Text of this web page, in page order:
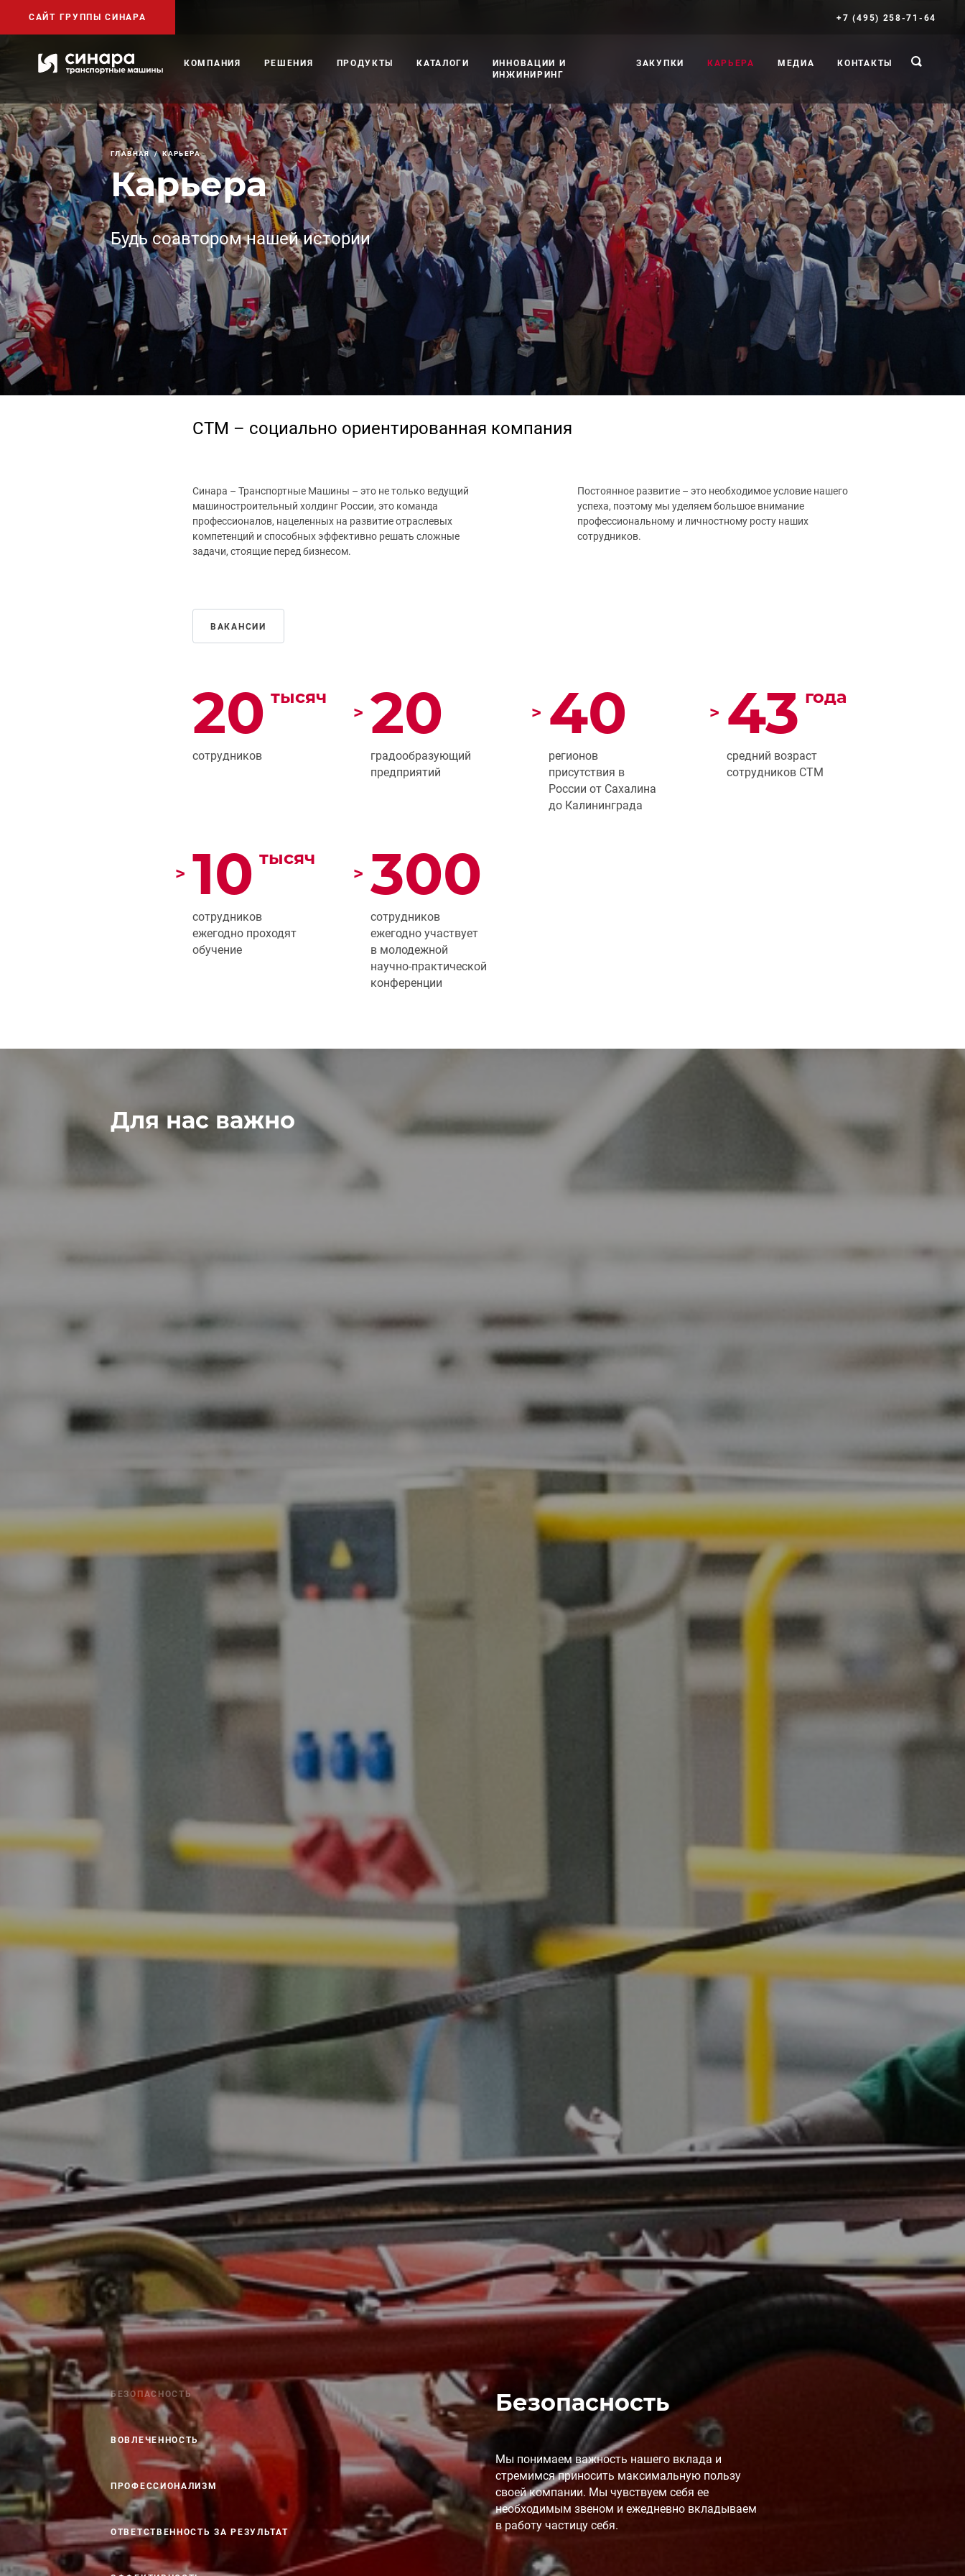
САЙТ ГРУППЫ СИНАРА +7 (495) 258-71-64
КОМПАНИЯ РЕШЕНИЯ ПРОДУКТЫ КАТАЛОГИ
ИННОВАЦИИ И
ИНЖИНИРИНГ
ЗАКУПКИ КАРЬЕРА МЕДИА КОНТАКТЫ
ГЛАВНАЯ КАРЬЕРА
Карьера
Будь соавтором нашей истории
СТМ – социально ориентированная компания
Синара – Транспортные Машины – это не только ведущий
машиностроительный холдинг России, это команда
профессионалов, нацеленных на развитие отраслевых
компетенций и способных эффективно решать сложные
задачи, стоящие перед бизнесом.
ВАКАНСИИ
Постоянное развитие – это необходимое условие нашего
успеха, поэтому мы уделяем большое внимание
профессиональному и личностному росту наших
сотрудников.
20 тысяч
сотрудников
> 20
градообразующий
предприятий
> 40
регионов
присутствия в
России от Сахалина
до Калининграда
> 43 года
средний возраст
сотрудников СТМ
> 10 тысяч
сотрудников
ежегодно проходят
обучение
> 300
сотрудников
ежегодно участвует
в молодежной
научно-практической
конференции
Для нас важно
БЕЗОПАСНОСТЬ
ВОВЛЕЧЕННОСТЬ
ПРОФЕССИОНАЛИЗМ
ОТВЕТСТВЕННОСТЬ ЗА РЕЗУЛЬТАТ
Безопасность
Мы понимаем важность нашего вклада и
стремимся приносить максимальную пользу
своей компании. Мы чувствуем себя ее
необходимым звеном и ежедневно вкладываем
в работу частицу себя.